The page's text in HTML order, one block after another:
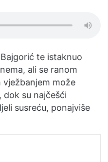
te istaknuo
ali se ranom
može
su najčešći
susreću, ponajviše